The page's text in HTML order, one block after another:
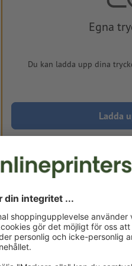
Egna
Du kan ladda upp dina
Ladda
mån, aug. 17. - ons, aug. 19.
Vikt: ca.210 g